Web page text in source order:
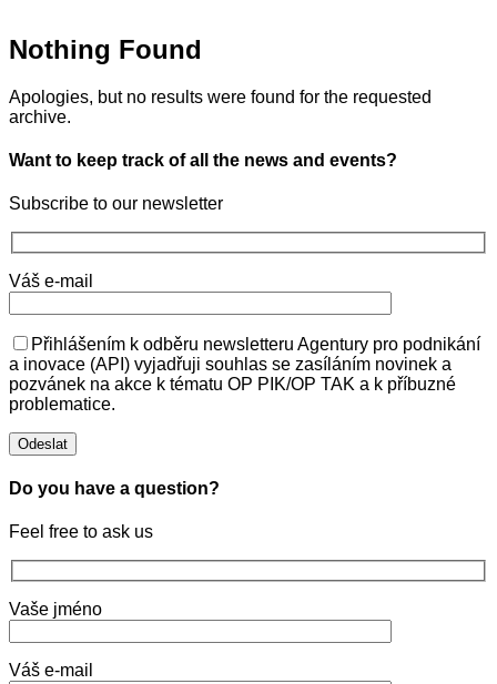
Nothing Found
Apologies, but no results were found for the requested
archive.
Want to keep track of all the news and events?
Subscribe to our newsletter
Váš e-mail
Přihlášením k odběru newsletteru Agentury pro podnikání
a inovace (API) vyjadřuji souhlas se zasíláním novinek a
pozvánek na akce k tématu OP PIK/OP TAK a k příbuzné
problematice.
Do you have a question?
Feel free to ask us
Vaše jméno
Váš e-mail